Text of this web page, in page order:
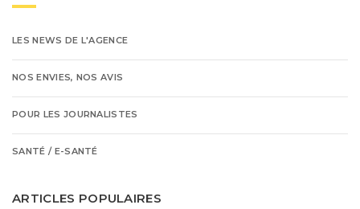
LES NEWS DE L'AGENCE
NOS ENVIES, NOS AVIS
POUR LES JOURNALISTES
SANTÉ / E-SANTÉ
ARTICLES POPULAIRES